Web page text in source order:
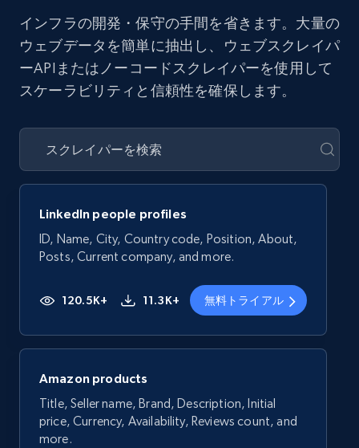
インフラの開発・保守の手間を省きます。大量の
ウェブデータを簡単に抽出し、ウェブスクレイパ
ーAPIまたはノーコードスクレイパーを使用して
スケーラビリティと信頼性を確保します。
LinkedIn people profiles
ID, Name, City, Country code, Position, About,
Posts, Current company, and more.
120.5K+ 11.3K+ 無料トライアル
Amazon products
Title, Seller name, Brand, Description, Initial
price, Currency, Availability, Reviews count, and
more.